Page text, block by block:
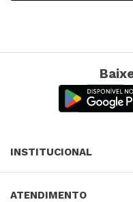
INSTITUCIONAL
ATENDIMENTO